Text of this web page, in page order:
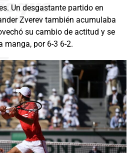
Un desgastante partido en
Zverev también acumulaba
su cambio de actitud y se
manga, por 6-3 6-2.